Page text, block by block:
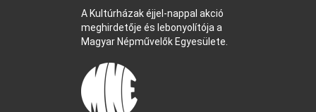
A Kultúrházak éjjel-nappal akció
meghirdetője és lebonyolítója a
Magyar Népművelők Egyesülete.